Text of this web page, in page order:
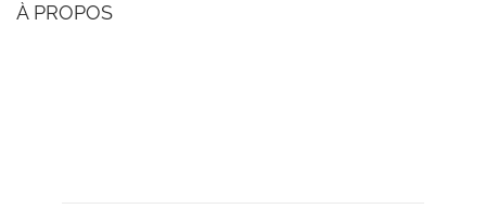
À PROPOS